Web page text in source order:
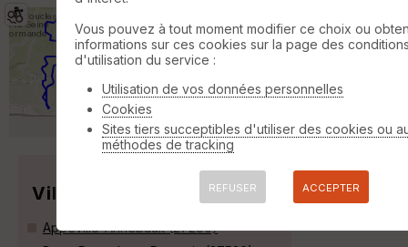
[10/04/2016]La Rout'Hard à Routot
(27)
Valletot
VTT 41 km
Rando organisée en forêt de Brotonne par
le club de Routot(27). Circuit de 42 km. Très
boueux après la pluie de samedi. »
Villes
Appeville-Annebault (27290)
Vous pouvez à tout moment modifier ce choix ou
informations sur ces cookies sur la page des
d'utilisation du service :
Utilisation de vos données personnelles
Cookies
Sites tiers succeptibles d'utiliser des cookies ou
méthodes de tracking
REFUSER ACCEPTER